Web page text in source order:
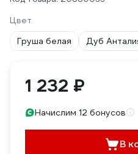
Цвет
Груша белая
Дуб
1 232 ₽
Начислим 12 бонусов
В